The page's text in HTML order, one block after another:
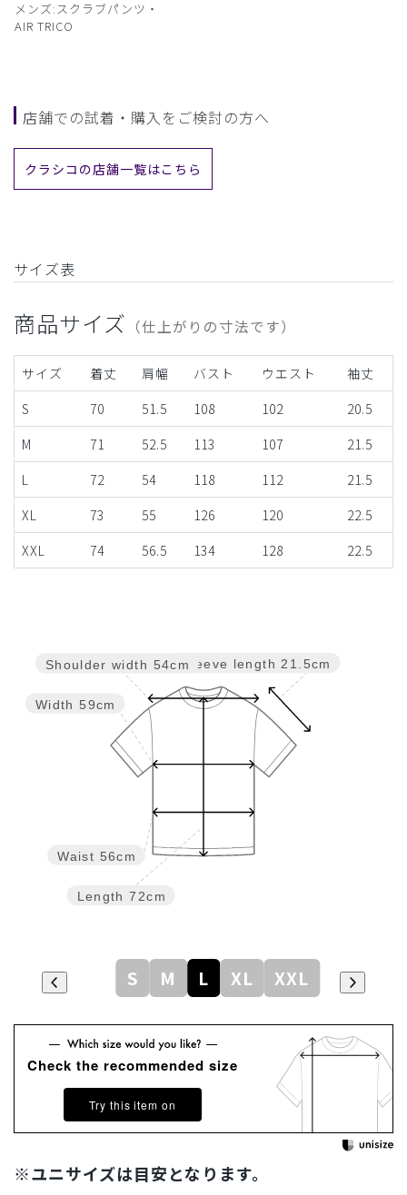
メンズ:スクラブパンツ・
AIR TRICO
店舗での試着・購入をご検討の方へ
クラシコの店舗一覧はこちら
サイズ表
商品サイズ （仕上がりの寸法です）
サイズ 着丈 肩幅 バスト ウエスト
袖丈
S
70 51.5 108 102
20.5
M
71 52.5 113 107
21.5
L
72 54 118 112
21.5
XL
73 55 126 120
22.5
XXL
74 56.5 134 128 22.5
Sleeve length 21.5cm
Length 72cm
Waist 56cm
Width 59cm
Shoulder width 54cm
S M L XL XXL
Check the recommended size
Try this item on
※ユニサイズは目安となります。